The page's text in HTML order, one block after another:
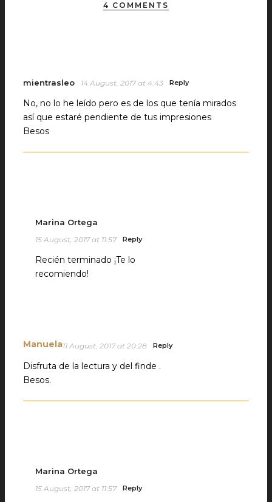
4 COMMENTS
mientrasleo 14 August, 2017 at 4:43 Reply
No, no lo he leído pero es de los que tenía mirados
así que estaré pendiente de tus impresiones
Besos
Marina Ortega
15 August, 2017 at 11:57 Reply
Recién terminado ¡Te lo
recomiendo!
Manuela11 August, 2017 at 20:28 Reply
Disfruta de la lectura y del finde .
Besos.
Marina Ortega
15 August, 2017 at 11:57 Reply